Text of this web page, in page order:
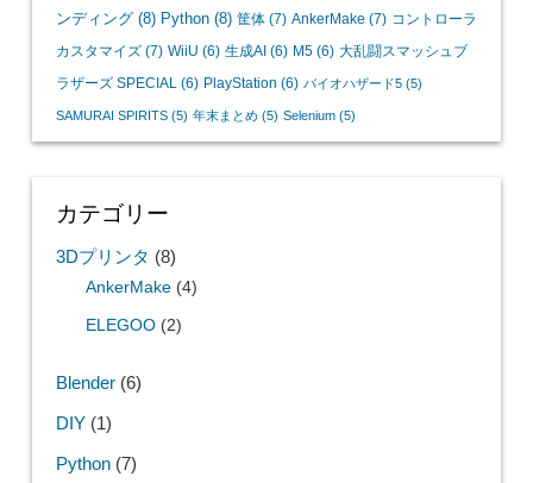
ンディング(8) Python(8) 筐体(7) AnkerMake (7) コントローラ
カスタマイズ(7) WiiU (6) 生成AI (6) M5(6) 大乱闘スマッシュブ
ラザーズ SPECIAL (6) PlayStation (6) バイオハザード5(5)
SAMURAI SPIRITS(5) 年末まとめ(5) Selenium(5)
カテゴリー
3Dプリンタ (8)
AnkerMake(4)
ELEGOO(2)
Blender(6)
DIY(1)
Python(7)